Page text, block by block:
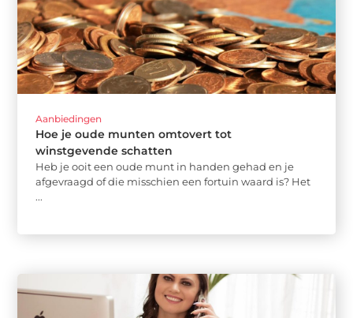
Aanbiedingen
Hoe je oude munten omtovert tot
winstgevende schatten
Heb je ooit een oude munt in handen gehad en je
afgevraagd of die misschien een fortuin waard is? Het
...